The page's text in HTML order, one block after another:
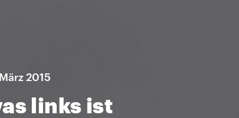
2015
links ist